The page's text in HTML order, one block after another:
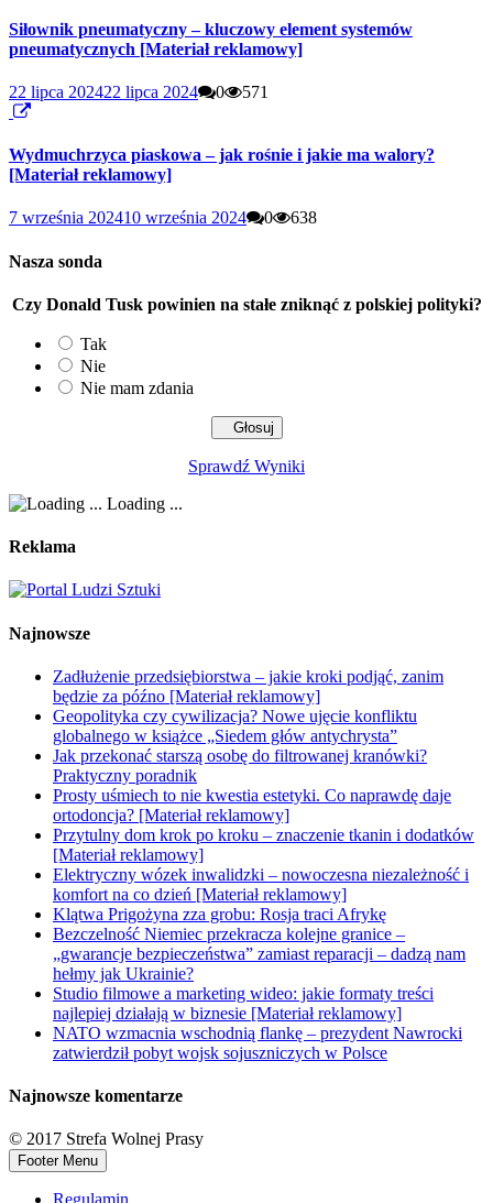
Siłownik pneumatyczny – kluczowy element systemów
pneumatycznych [Materiał reklamowy]
22 lipca 202422 lipca 2024 0 571
Wydmuchrzyca piaskowa – jak rośnie i jakie ma walory?
[Materiał reklamowy]
7 września 202410 września 2024 0 638
Nasza sonda
Czy Donald Tusk powinien na stałe zniknąć z polskiej polityki?
Tak
Nie
Nie mam zdania
Sprawdź Wyniki
Loading ...
Reklama
Najnowsze
Zadłużenie przedsiębiorstwa – jakie kroki podjąć, zanim
będzie za późno [Materiał reklamowy]
Geopolityka czy cywilizacja? Nowe ujęcie konfliktu
globalnego w książce „Siedem głów antychrysta”
Jak przekonać starszą osobę do filtrowanej kranówki?
Praktyczny poradnik
Prosty uśmiech to nie kwestia estetyki. Co naprawdę daje
ortodoncja? [Materiał reklamowy]
Przytulny dom krok po kroku – znaczenie tkanin i dodatków
[Materiał reklamowy]
Elektryczny wózek inwalidzki – nowoczesna niezależność i
komfort na co dzień [Materiał reklamowy]
Klątwa Prigożyna zza grobu: Rosja traci Afrykę
Bezczelność Niemiec przekracza kolejne granice –
„gwarancje bezpieczeństwa” zamiast reparacji – dadzą nam
hełmy jak Ukrainie?
Studio filmowe a marketing wideo: jakie formaty treści
najlepiej działają w biznesie [Materiał reklamowy]
NATO wzmacnia wschodnią flankę – prezydent Nawrocki
zatwierdził pobyt wojsk sojuszniczych w Polsce
Najnowsze komentarze
© 2017 Strefa Wolnej Prasy
Footer Menu